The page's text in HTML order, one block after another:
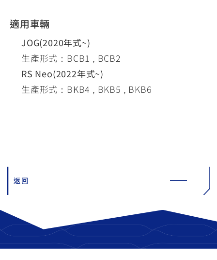
適用車輛
JOG(2020年式~)
生產形式：BCB1 , BCB2
RS Neo(2022年式~)
生產形式：BKB4 , BKB5 , BKB6
返回